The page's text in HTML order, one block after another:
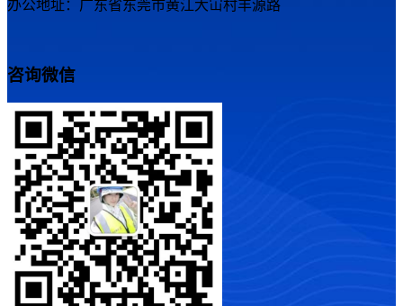
办公地址：广东省东莞市黄江大冚村丰源路
咨询微信